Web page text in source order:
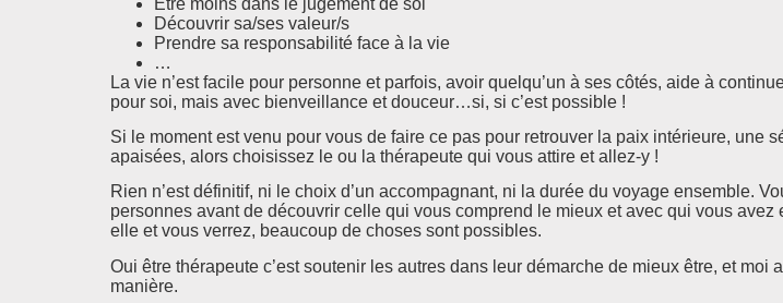
Découvrir sa/ses valeur/s
Prendre sa responsabilité face à la vie
…
La vie n’est facile pour personne et parfois, avoir quelqu’un à ses côtés, aide à
pour soi, mais avec bienveillance et douceur…si, si c’est possible !
Si le moment est venu pour vous de faire ce pas pour retrouver la paix intérieure, une
apaisées, alors choisissez le ou la thérapeute qui vous attire et allez-y !
Rien n’est définitif, ni le choix d’un accompagnant, ni la durée du voyage ensemble.
personnes avant de découvrir celle qui vous comprend le mieux et avec qui vous
elle et vous verrez, beaucoup de choses sont possibles.
Oui être thérapeute c’est soutenir les autres dans leur démarche de mieux être, et moi
manière.